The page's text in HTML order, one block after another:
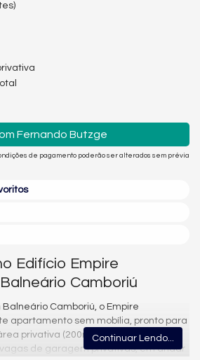
Fernando Butzge
de pagamento poderão ser alterados sem prévia
Edifício Empire
Camboriú
Balneário Camboriú, o Empire
apartamento sem mobília, pronto para
privativa (200m² de área total), 3
de garagem privativas, em andar
Continuar Lendo...